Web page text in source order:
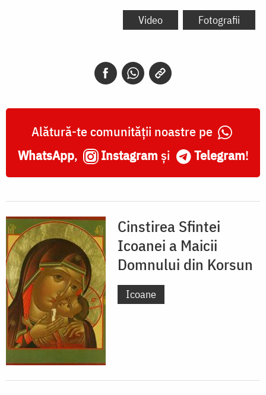
Video Fotografii
Alătură-te comunității noastre pe
WhatsApp, Instagram și Telegram!
Cinstirea Sfintei
Icoanei a Maicii
Domnului din Korsun
Icoane